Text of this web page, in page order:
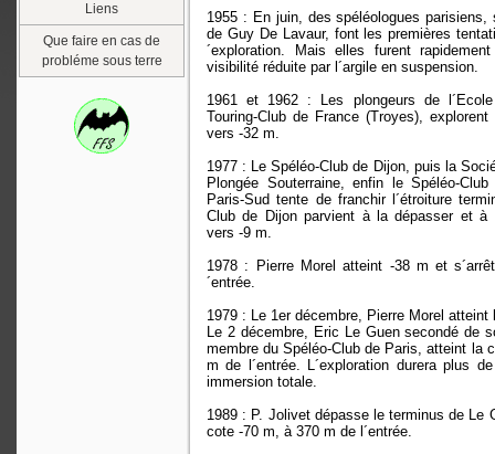
Liens
Que faire en cas de
probléme sous terre
1955 : En juin, des spéléologues parisiens,
de Guy De Lavaur, font les premières
´exploration. Mais elles furent
visibilité réduite par l´argile en suspension.
1961 et 1962 : Les plongeurs de
Touring-Club de France (Troyes),
vers -32 m.
1977 : Le Spéléo-Club de Dijon, puis la
Plongée Souterraine, enfin le Spéléo-
Paris-Sud tente de franchir l´étroiture
Club de Dijon parvient à la dépasser et à
vers -9 m.
1978 : Pierre Morel atteint -38 m et
´entrée.
1979 : Le 1er décembre, Pierre Morel atteint
Le 2 décembre, Eric Le Guen secondé de
membre du Spéléo-Club de Paris, atteint la
m de l´entrée. L´exploration durera plus
immersion totale.
1989 : P. Jolivet dépasse le terminus de Le
cote -70 m, à 370 m de l´entrée.